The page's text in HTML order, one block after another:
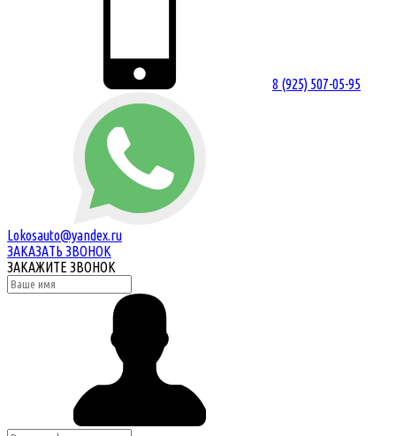
8 (925) 507-05-95
Lokosauto@yandex.ru
ЗАКАЗАТЬ ЗВОНОК
ЗАКАЖИТЕ ЗВОНОК